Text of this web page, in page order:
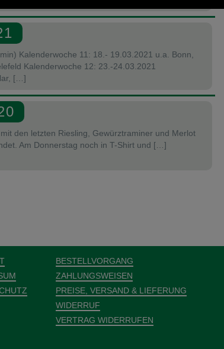
Kalenderwoche 11: 18.- 19.03.2021 u.a. Bonn,
Kalenderwoche 12: 23.-24.03.2021
[…]
den letzten Riesling, Gewürztraminer und Merlot
Am Donnerstag noch in T-Shirt und […]
BESTELLVORGANG
ZAHLUNGSWEISEN
PREISE, VERSAND & LIEFERUNG
WIDERRUF
VERTRAG WIDERRUFEN